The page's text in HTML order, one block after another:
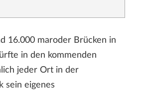
16.000 maroder Brücken in
in den kommenden
jeder Ort in der
sein eigenes